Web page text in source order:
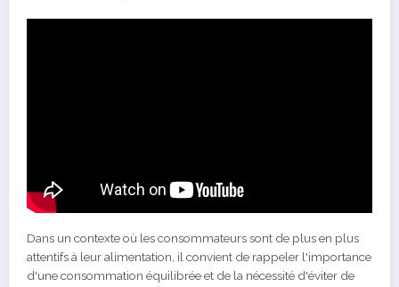
Dans un contexte où les consommateurs sont de plus en plus
attentifs à leur alimentation, il convient de rappeler l'importance
d'une consommation équilibrée et de la nécessité d'éviter de